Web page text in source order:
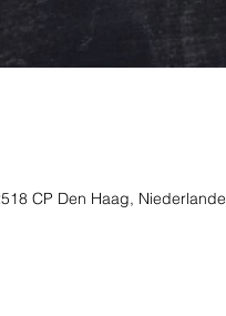
CP Den Haag, Niederlande